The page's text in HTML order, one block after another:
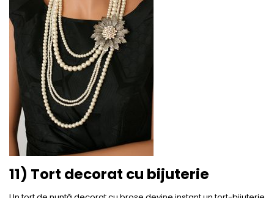
11) Tort decorat cu bijuterie